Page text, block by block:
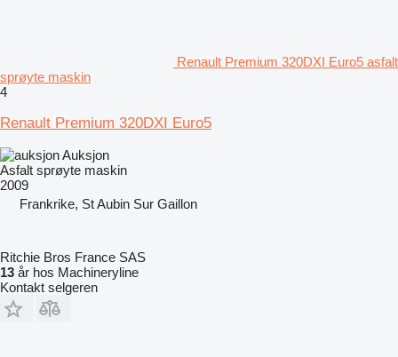
Renault Premium 320DXI Euro5 asfalt
sprøyte maskin
4
Renault Premium 320DXI Euro5
Auksjon
Asfalt sprøyte maskin
2009
Frankrike, St Aubin Sur Gaillon
Ritchie Bros France SAS
13 år hos Machineryline
Kontakt selgeren